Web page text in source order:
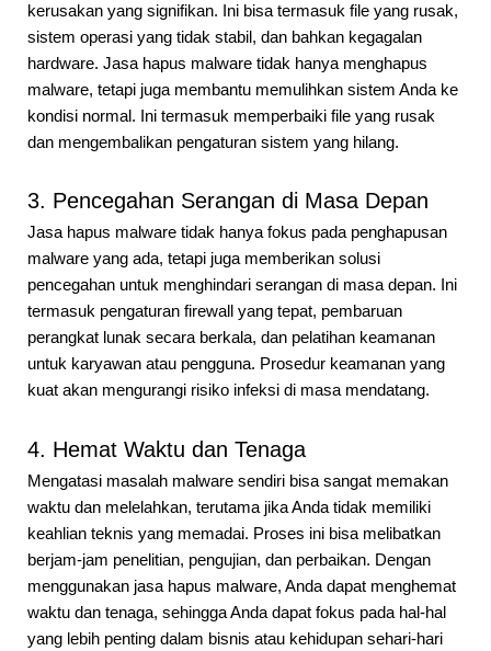
kerusakan yang signifikan. Ini bisa termasuk file yang rusak,
sistem operasi yang tidak stabil, dan bahkan kegagalan
hardware. Jasa hapus malware tidak hanya menghapus
malware, tetapi juga membantu memulihkan sistem Anda ke
kondisi normal. Ini termasuk memperbaiki file yang rusak
dan mengembalikan pengaturan sistem yang hilang.
3. Pencegahan Serangan di Masa Depan
Jasa hapus malware tidak hanya fokus pada penghapusan
malware yang ada, tetapi juga memberikan solusi
pencegahan untuk menghindari serangan di masa depan. Ini
termasuk pengaturan firewall yang tepat, pembaruan
perangkat lunak secara berkala, dan pelatihan keamanan
untuk karyawan atau pengguna. Prosedur keamanan yang
kuat akan mengurangi risiko infeksi di masa mendatang.
4. Hemat Waktu dan Tenaga
Mengatasi masalah malware sendiri bisa sangat memakan
waktu dan melelahkan, terutama jika Anda tidak memiliki
keahlian teknis yang memadai. Proses ini bisa melibatkan
berjam-jam penelitian, pengujian, dan perbaikan. Dengan
menggunakan jasa hapus malware, Anda dapat menghemat
waktu dan tenaga, sehingga Anda dapat fokus pada hal-hal
yang lebih penting dalam bisnis atau kehidupan sehari-hari